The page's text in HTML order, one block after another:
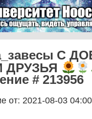
С
ДРУЗЬЯ
# 213956
от: 2021-08-03